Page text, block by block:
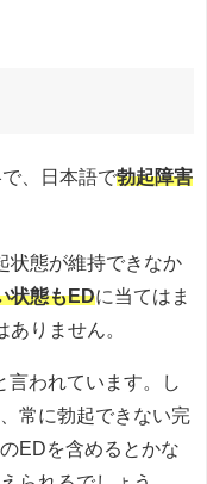
、日本語で勃起障害
状態が維持できなか
状態もEDに当てはま
りません。
言われています。し
常に勃起できない完
EDを含めるとかな